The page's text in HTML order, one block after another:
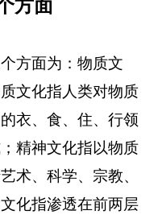
方面
方面为：物质文
文化指人类对物质
衣、食、住、行领
精神文化指以物质
术、科学、宗教、
化指渗透在前两层